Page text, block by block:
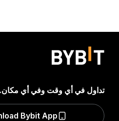
تداول في أي وقت وفي أي مكان.
Bybit App